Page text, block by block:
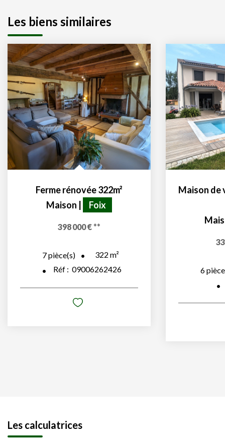
Les biens similaires
Ferme rénovée 322m²
Maison
Foix
398 000 € **
7pièce(s) 322 m²
Réf : 09006262426 6
Les calculatrices